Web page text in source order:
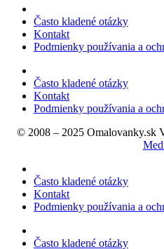
Často kladené otázky
Kontakt
Podmienky používania a
Často kladené otázky
Kontakt
Podmienky používania a
© 2008 – 2025 Omalovanky.sk
Často kladené otázky
Kontakt
Podmienky používania a
Často kladené otázky